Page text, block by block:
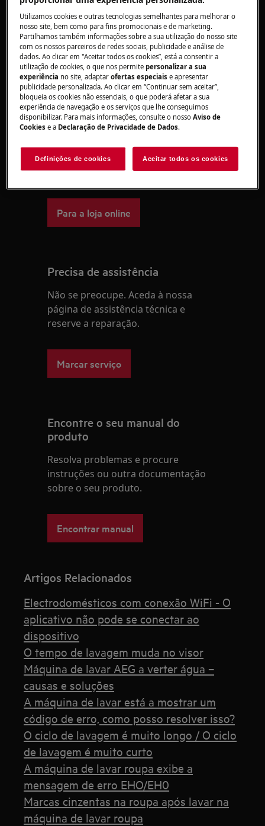
problema persistir, contacte um Centro de
Assistência Técnica Autorizado.
Este artigo foi útil?
Peças e acessórios
Encontre as peças de substituição
originais para o seu eletrodoméstico
na nossa loja online e receba-os
diretamente em sua casa.
Para a loja online
Precisa de assistência
Não se preocupe. Aceda à nossa
página de assistência técnica e
reserve a reparação.
Marcar serviço
Encontre o seu manual do
produto
Resolva problemas e procure
instruções ou outra documentação
sobre o seu produto.
Encontrar manual
Artigos Relacionados
Electrodomésticos com conexão WiFi - O
aplicativo não pode se conectar ao
dispositivo
O tempo de lavagem muda no visor
Máquina de lavar AEG a verter água –
causas e soluções
A máquina de lavar está a mostrar um
código de erro, como posso resolver isso?
O ciclo de lavagem é muito longo / O ciclo
de lavagem é muito curto
A máquina de lavar roupa exibe a
mensagem de erro EHO/EH0
Marcas cinzentas na roupa após lavar na
máquina de lavar roupa
Utilizamos cookies e outras tecnologias semelhantes para melhorar o
nosso site, bem como para fins promocionais e de marketing.
Partilhamos também informações sobre a sua utilização do nosso site
com os nossos parceiros de redes sociais, publicidade e análise de
dados. Ao clicar em "Aceitar todos os cookies”, está a consentir a
utilização de cookies, o que nos permitepersonalizar a sua
experiência no site, adaptarofertas especiaise apresentar
publicidade personalizada. Ao clicar em “Continuar sem aceitar”,
bloqueia os cookies não essenciais, o que poderá afetar a sua
experiência de navegação e os serviços que lhe conseguimos
disponibilizar. Para mais informações, consulte o nossoAviso de
Cookies e a Declaração de Privacidade de Dados.
Definições de cookies Aceitar todos os cookies